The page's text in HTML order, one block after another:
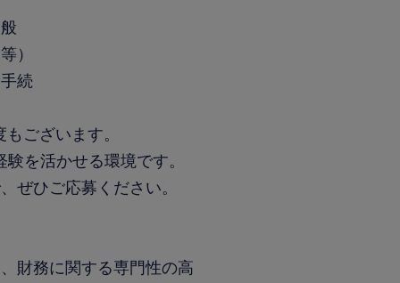
）
続
ございます。
を活かせる環境です。
ぜひご応募ください。
財務に関する専門性の高